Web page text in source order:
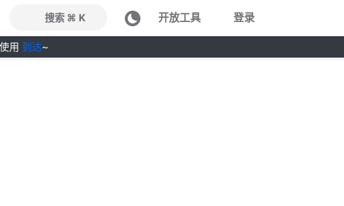
搜索 ⌘ K 开放工具 登录
用 到达~